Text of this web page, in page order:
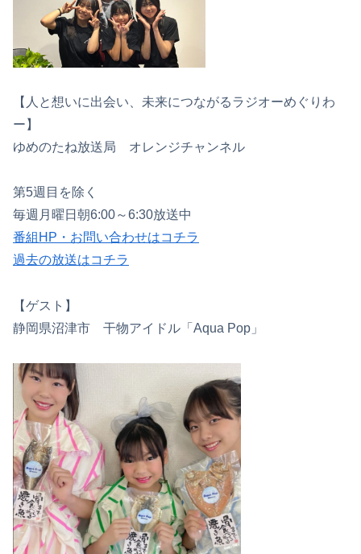
【人と想いに出会い、未来につながるラジオーめぐりわ
ー】
ゆめのたね放送局 オレンジチャンネル
第5週目を除く
毎週月曜日朝6:00～6:30放送中
番組HP・お問い合わせはコチラ
過去の放送はコチラ
【ゲスト】
静岡県沼津市 干物アイドル「Aqua Pop」